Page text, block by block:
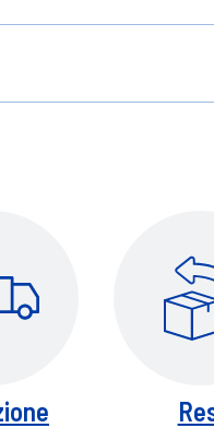
a una distanza di